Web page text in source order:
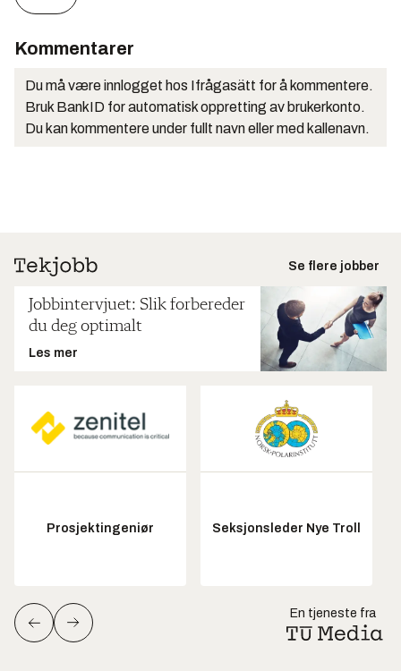
Kommentarer
Du må være innlogget hos Ifrågasätt for å kommentere.
Bruk BankID for automatisk oppretting av brukerkonto.
Du kan kommentere under fullt navn eller med kallenavn.
Se flere jobber
Jobbintervjuet: Slik forbereder
du deg optimalt
Les mer
Prosjektingeniør Seksjonsleder Nye Troll
En tjeneste fra